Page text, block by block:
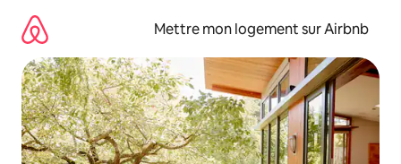
directement
contenu
Mettre mon logement sur Airbnb